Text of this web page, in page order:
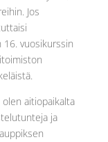
Jos
vuosikurssin
aitiopaikalta
ja